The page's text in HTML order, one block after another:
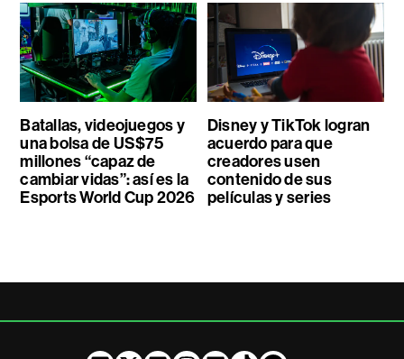
Batallas, videojuegos y
una bolsa de US$75
millones “capaz de
cambiar vidas”: así es la
Esports World Cup 2026
Disney y TikTok logran
acuerdo para que
creadores usen
contenido de sus
películas y series